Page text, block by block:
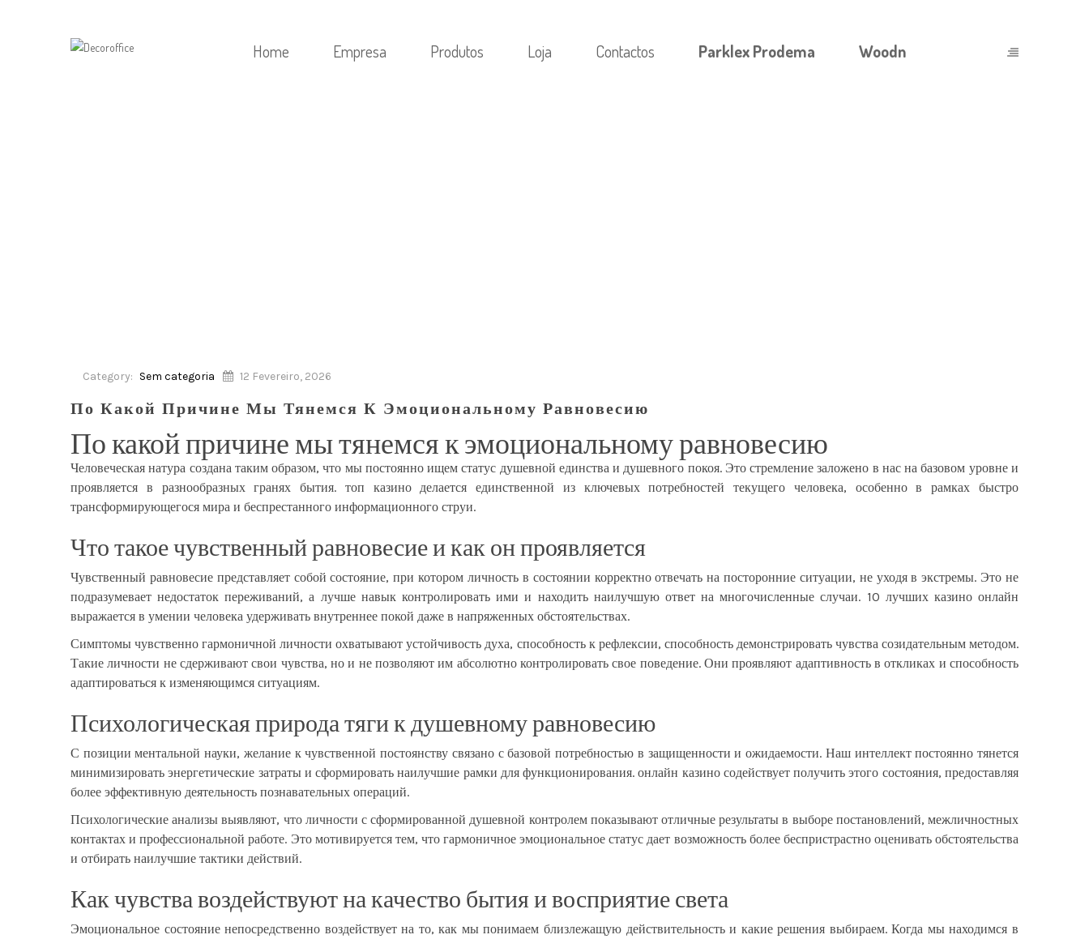
Home Empresa Produtos Loja Contactos Parklex Prodema Woodn
Category: Sem categoria 12 Fevereiro, 2026
По Какой Причине Мы Тянемся К Эмоциональному Равновесию
По какой причине мы тянемся к эмоциональному равновесию
Человеческая натура создана таким образом, что мы постоянно ищем статус душевной единства и душевного покоя. Это стремление заложено в нас на базовом уровне и
проявляется в разнообразных гранях бытия. топ казиноделается единственной из ключевых потребностей текущего человека, особенно в рамках быстро
трансформирующегося мира и беспрестанного информационного струи.
Что такое чувственный равновесие и как он проявляется
Чувственный равновесие представляет собой состояние, при котором личность в состоянии корректно отвечать на посторонние ситуации, не уходя в экстремы. Это не
подразумевает недостаток переживаний, а лучше навык контролировать ими и находить наилучшую ответ на многочисленные случаи. 10 лучших казино онлайн
выражается в умении человека удерживать внутреннее покой даже в напряженных обстоятельствах.
Симптомы чувственно гармоничной личности охватывают устойчивость духа, способность к рефлексии, способность демонстрировать чувства созидательным методом.
Такие личности не сдерживают свои чувства, но и не позволяют им абсолютно контролировать свое поведение. Они проявляют адаптивность в откликах и способность
адаптироваться к изменяющимся ситуациям.
Психологическая природа тяги к душевному равновесию
С позиции ментальной науки, желание к чувственной постоянству связано с базовой потребностью в защищенности и ожидаемости. Наш интеллект постоянно тянется
минимизировать энергетические затраты и сформировать наилучшие рамки для функционирования. онлайн казино содействует получить этого состояния, предоставляя
более эффективную деятельность познавательных операций.
Психологические анализы выявляют, что личности с сформированной душевной контролем показывают отличные результаты в выборе постановлений, межличностных
контактах и профессиональной работе. Это мотивируется тем, что гармоничное эмоциональное статус дает возможность более беспристрастно оценивать обстоятельства
и отбирать наилучшие тактики действий.
Как чувства воздействуют на качество бытия и восприятие света
Эмоциональное состояние непосредственно воздействует на то, как мы понимаем близлежащую действительность и какие решения выбираем. Когда мы находимся в